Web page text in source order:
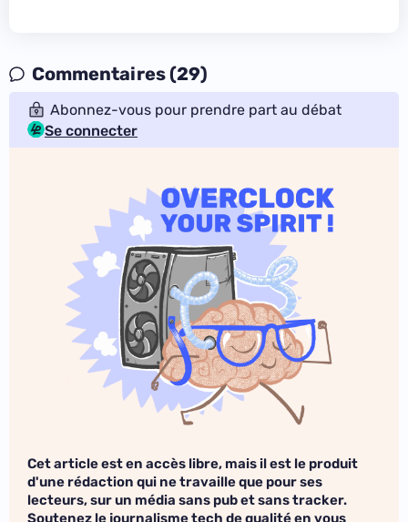
Commentaires (29)
Abonnez-vous pour prendre part au débat
Se connecter
Cet article est en accès libre, mais il est le produit
d'une rédaction qui ne travaille que pour ses
lecteurs, sur un média sans pub et sans tracker.
Soutenez le journalisme tech de qualité en vous